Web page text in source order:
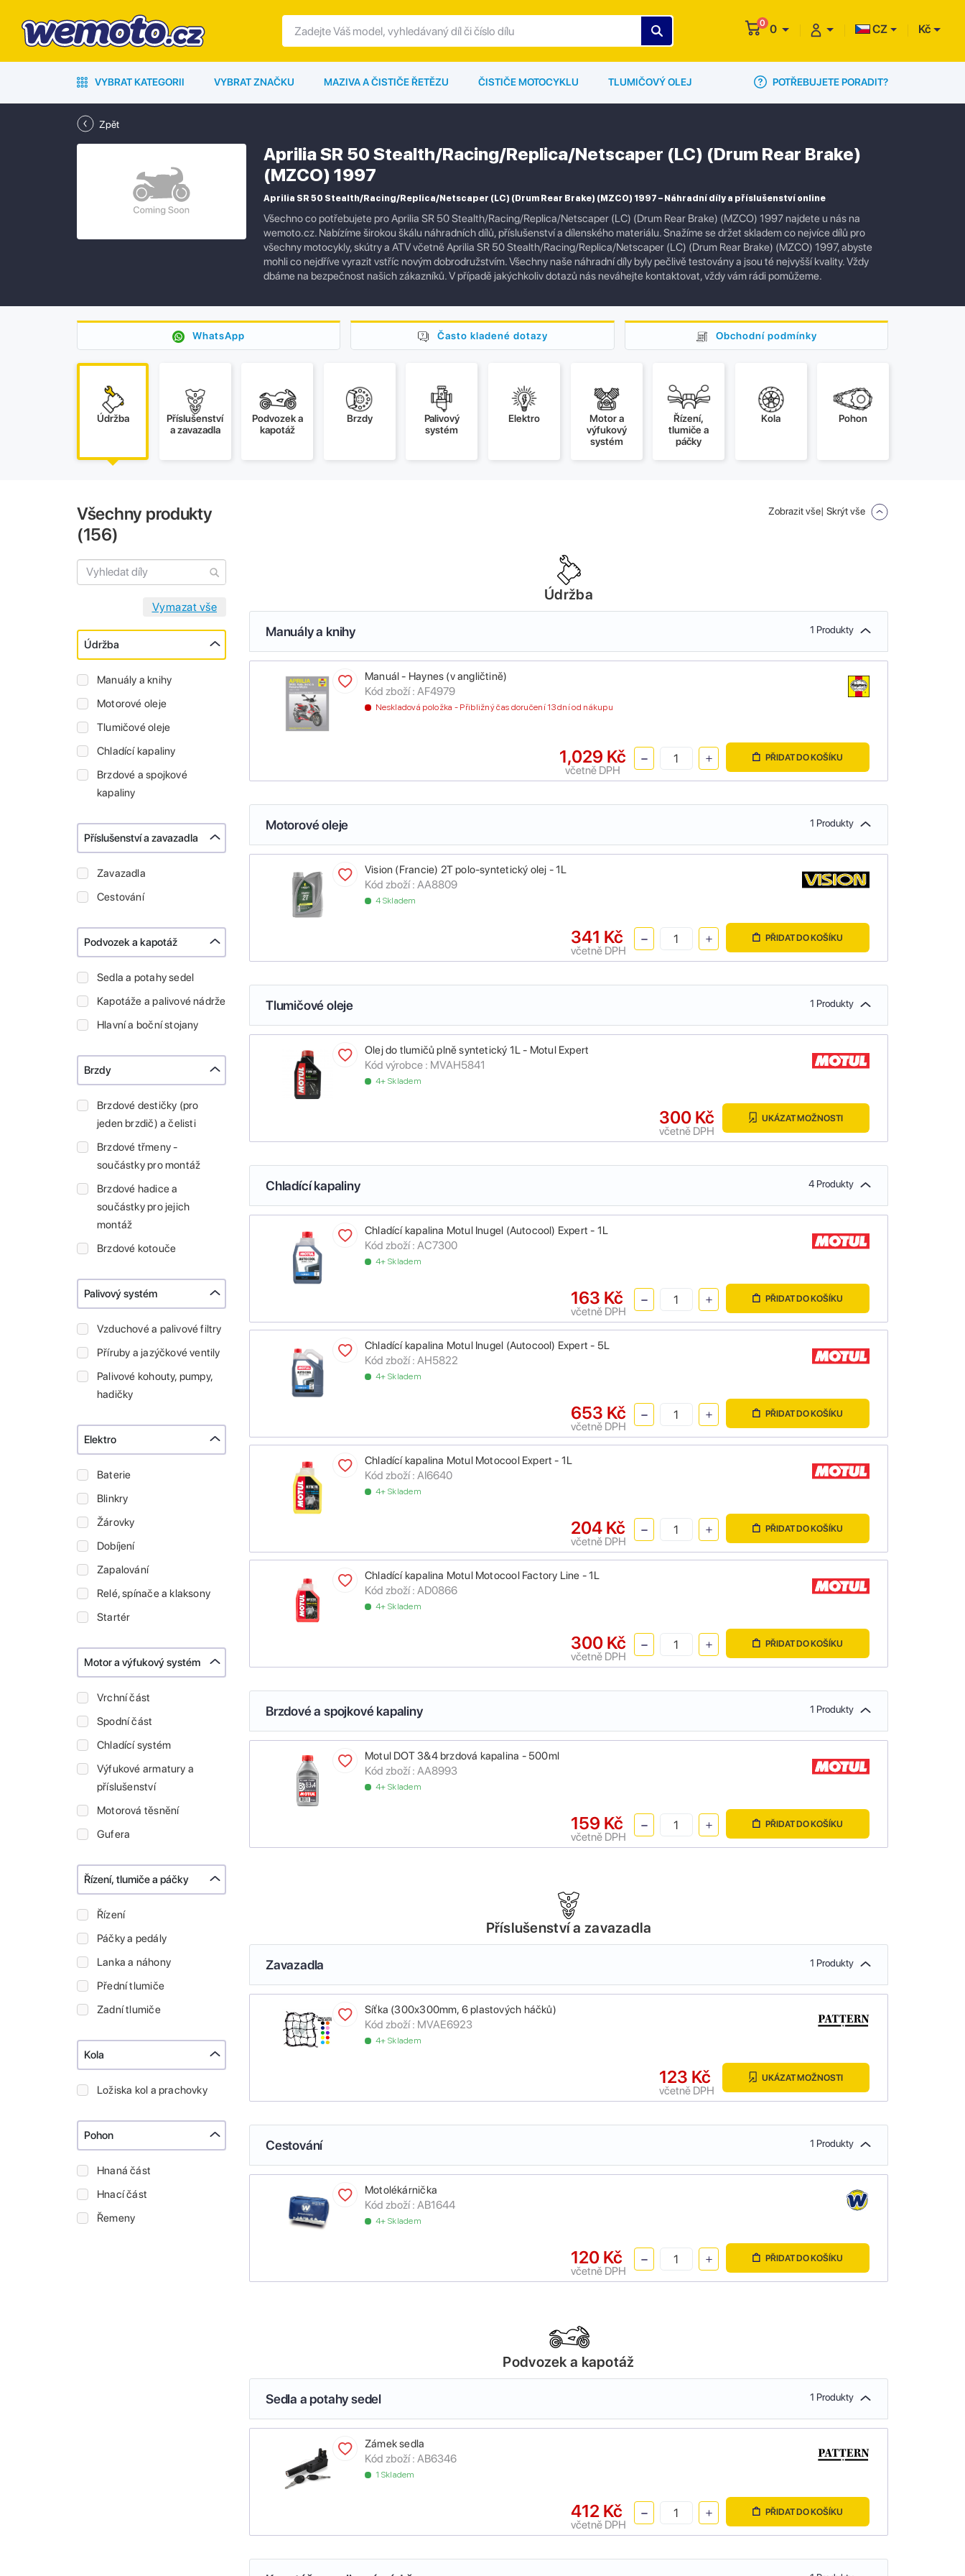
0 0 CZ Kč
VYBRAT KATEGORII VYBRAT ZNAČKU MAZIVA A ČISTIČE ŘETĚZU ČISTIČE MOTOCYKLU TLUMIČOVÝ OLEJ POTŘEBUJETE PORADIT?
Zpět
Aprilia SR 50 Stealth/Racing/Replica/Netscaper (LC) (Drum Rear Brake)
(MZCO) 1997
Aprilia SR 50 Stealth/Racing/Replica/Netscaper (LC) (Drum Rear Brake) (MZCO) 1997 – Náhradní díly a příslušenství online
Všechno co potřebujete pro Aprilia SR 50 Stealth/Racing/Replica/Netscaper (LC) (Drum Rear Brake) (MZCO) 1997 najdete u nás na
wemoto.cz. Nabízíme širokou škálu náhradních dílů, příslušenství a dílenského materiálu. Snažíme se držet skladem co nejvíce dílů pro
všechny motocykly, skútry a ATV včetně Aprilia SR 50 Stealth/Racing/Replica/Netscaper (LC) (Drum Rear Brake) (MZCO) 1997, abyste
mohli co nejdříve vyrazit vstříc novým dobrodružstvím. Všechny naše náhradní díly byly pečlivě testovány a jsou té nejvyšší kvality. Vždy
dbáme na bezpečnost našich zákazníků. V případě jakýchkoliv dotazů nás neváhejte kontaktovat, vždy vám rádi pomůžeme.
WhatsApp Často kladené dotazy Obchodní podmínky
Údržba
Příslušenství
a zavazadla
Podvozek a
kapotáž
Brzdy
Palivový
systém
Elektro
Motor a
výfukový
systém
Řízení,
tlumiče a
páčky
Kola Pohon
Všechny produkty
(156)
Údržba
Manuály a knihy
Motorové oleje
Tlumičové oleje
Chladící kapaliny
Brzdové a spojkové
kapaliny
Příslušenství a zavazadla
Zavazadla
Cestování
Podvozek a kapotáž
Sedla a potahy sedel
Kapotáže a palivové nádrže
Hlavní a boční stojany
Brzdy
Brzdové destičky (pro
jeden brzdič) a čelisti
Brzdové třmeny -
součástky pro montáž
Brzdové hadice a
součástky pro jejich
montáž
Brzdové kotouče
Palivový systém
Vzduchové a palivové filtry
Příruby a jazýčkové ventily
Palivové kohouty, pumpy,
hadičky
Elektro
Baterie
Blinkry
Žárovky
Dobíjení
Zapalování
Relé, spínače a klaksony
Startér
Motor a výfukový systém
Vrchní část
Spodní část
Chladící systém
Výfukové armatury a
příslušenství
Motorová těsnění
Gufera
Řízení, tlumiče a páčky
Řízení
Páčky a pedály
Lanka a náhony
Přední tlumiče
Zadní tlumiče
Kola
Ložiska kol a prachovky
Pohon
Hnaná část
Hnací část
Řemeny
Zobrazit vše| Skrýt vše
Údržba
Manuály a knihy 1 Produkty
Manuál - Haynes (v angličtině)
Kód zboží : AF4979
Neskladová položka - Přibližný čas doručení 13 dní od nákupu
1,029 Kč
včetně DPH
PŘIDAT DO KOŠÍKU
Motorové oleje 1 Produkty
Vision (Francie) 2T polo-syntetický olej - 1L
Kód zboží : AA8809
4 Skladem
341 Kč
včetně DPH
PŘIDAT DO KOŠÍKU
Tlumičové oleje 1 Produkty
Olej do tlumičů plně syntetický 1L - Motul Expert
Kód výrobce : MVAH5841
4+ Skladem
300 Kč
včetně DPH
UKÁZAT MOŽNOSTI
Chladící kapaliny 4 Produkty
Chladící kapalina Motul Inugel (Autocool) Expert - 1L
Kód zboží : AC7300
4+ Skladem
163 Kč
včetně DPH
PŘIDAT DO KOŠÍKU
Chladící kapalina Motul Inugel (Autocool) Expert - 5L
Kód zboží : AH5822
4+ Skladem
653 Kč
včetně DPH
PŘIDAT DO KOŠÍKU
Chladící kapalina Motul Motocool Expert - 1L
Kód zboží : AI6640
4+ Skladem
204 Kč
včetně DPH
PŘIDAT DO KOŠÍKU
Chladící kapalina Motul Motocool Factory Line - 1L
Kód zboží : AD0866
4+ Skladem
300 Kč
včetně DPH
PŘIDAT DO KOŠÍKU
Brzdové a spojkové kapaliny 1 Produkty
Motul DOT 3&4 brzdová kapalina - 500ml
Kód zboží : AA8993
4+ Skladem
159 Kč
včetně DPH
PŘIDAT DO KOŠÍKU
Příslušenství a zavazadla
Zavazadla 1 Produkty
Síťka (300x300mm, 6 plastových háčků)
Kód zboží : MVAE6923
4+ Skladem
123 Kč
včetně DPH
UKÁZAT MOŽNOSTI
Cestování 1 Produkty
Motolékárnička
Kód zboží : AB1644
4+ Skladem
120 Kč
včetně DPH
PŘIDAT DO KOŠÍKU
Podvozek a kapotáž
Sedla a potahy sedel 1 Produkty
Zámek sedla
Kód zboží : AB6346
1 Skladem
412 Kč
včetně DPH
PŘIDAT DO KOŠÍKU